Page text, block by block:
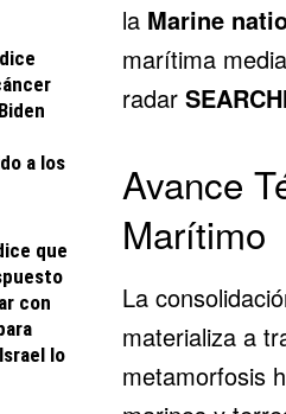
la Marine
marítima
radar
Avance
Marítimo
La
materializa a
metamorfosis
a los
que
con
lo